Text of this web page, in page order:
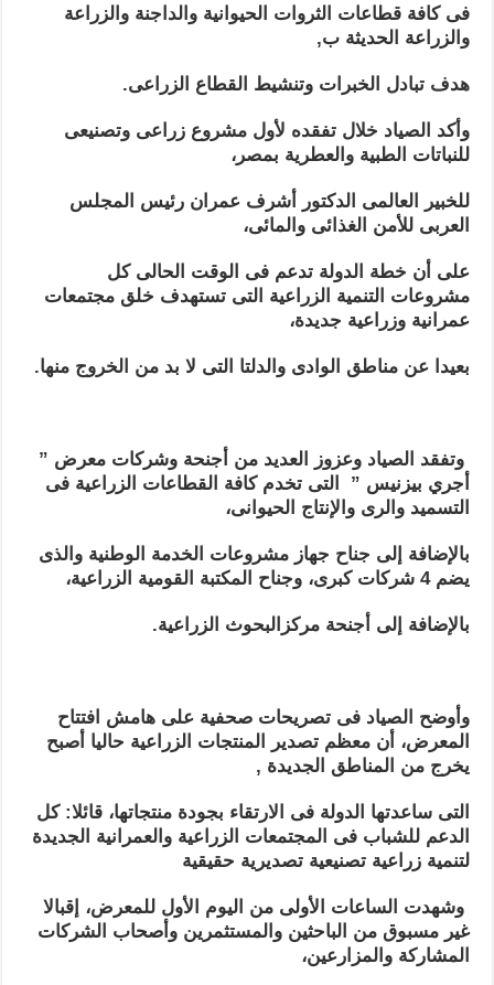
فى كافة قطاعات الثروات الحيوانية والداجنة والزراعة
والزراعة الحديثة ب,
هدف تبادل الخبرات وتنشيط القطاع الزراعى.
وأكد الصياد خلال تفقده لأول مشروع زراعى وتصنيعى
للنباتات الطبية والعطرية بمصر،
للخبير العالمى الدكتور أشرف عمران رئيس المجلس
العربى للأمن الغذائى والمائى،
على أن خطة الدولة تدعم فى الوقت الحالى كل
مشروعات التنمية الزراعية التى تستهدف خلق مجتمعات
عمرانية وزراعية جديدة،
بعيدا عن مناطق الوادى والدلتا التى لا بد من الخروج منها.
وتفقد الصياد وعزوز العديد من أجنحة وشركات معرض ”
أجري بيزنيس ” التى تخدم كافة القطاعات الزراعية فى
التسميد والرى والإنتاج الحيوانى،
بالإضافة إلى جناح جهاز مشروعات الخدمة الوطنية والذى
يضم 4 شركات كبرى، وجناح المكتبة القومية الزراعية،
بالإضافة إلى أجنحة مركزالبحوث الزراعية.
وأوضح الصياد فى تصريحات صحفية على هامش افتتاح
المعرض، أن معظم تصدير المنتجات الزراعية حاليا أصبح
يخرج من المناطق الجديدة ,
التى ساعدتها الدولة فى الارتقاء بجودة منتجاتها، قائلا: كل
الدعم للشباب فى المجتمعات الزراعية والعمرانية الجديدة
لتنمية زراعية تصنيعية تصديرية حقيقية
وشهدت الساعات الأولى من اليوم الأول للمعرض، إقبالا
غير مسبوق من الباحثين والمستثمرين وأصحاب الشركات
المشاركة والمزارعين،